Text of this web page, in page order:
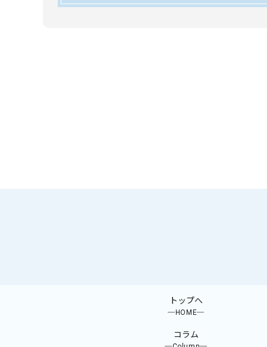
トップへ
─HOME─
コラム